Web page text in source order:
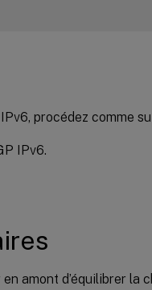
procédez comme
IPv6.
amont d’équilibrer la